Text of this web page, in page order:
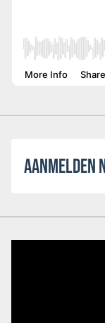
AANMELDEN